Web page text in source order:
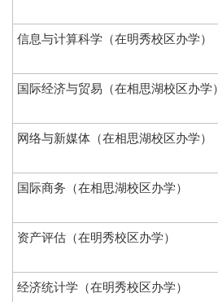
信息与计算科学（在明秀校区办学）
国际经济与贸易（在相思湖校区办学）
网络与新媒体（在相思湖校区办学）
国际商务（在相思湖校区办学）
资产评估（在明秀校区办学）
经济统计学（在明秀校区办学）